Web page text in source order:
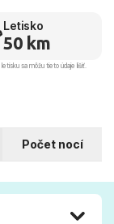
Letisko
50 km
sa môžu tieto údaje líšiť.
Počet nocí